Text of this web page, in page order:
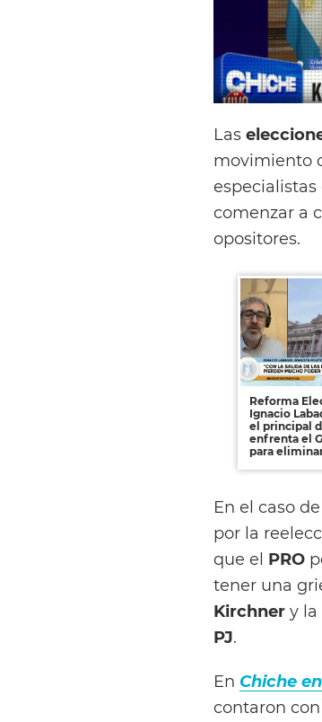
Las
movimiento
especialistas
comenzar a
opositores.
Reforma
Ignacio
el principal
enfrenta el
para
En el caso de
por la
que el PRO
tener una
Kirchner y la
PJ.
En Chiche
contaron